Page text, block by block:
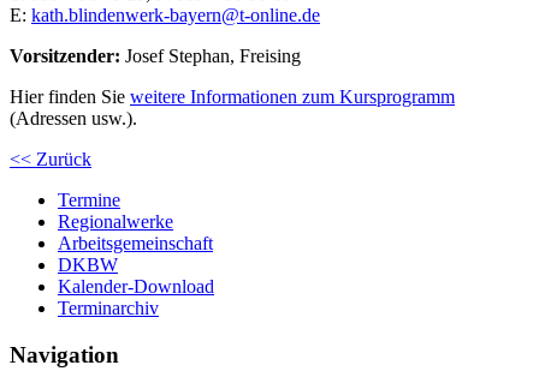
E: kath.blindenwerk-bayern@t-online.de
Vorsitzender: Josef Stephan, Freising
Hier finden Sie weitere Informationen zum Kursprogramm
(Adressen usw.).
<< Zurück
Termine
Regionalwerke
Arbeitsgemeinschaft
DKBW
Kalender-Download
Terminarchiv
Navigation